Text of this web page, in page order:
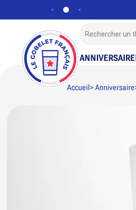
ANNIVERSAIRE
Accueil Anniversaire